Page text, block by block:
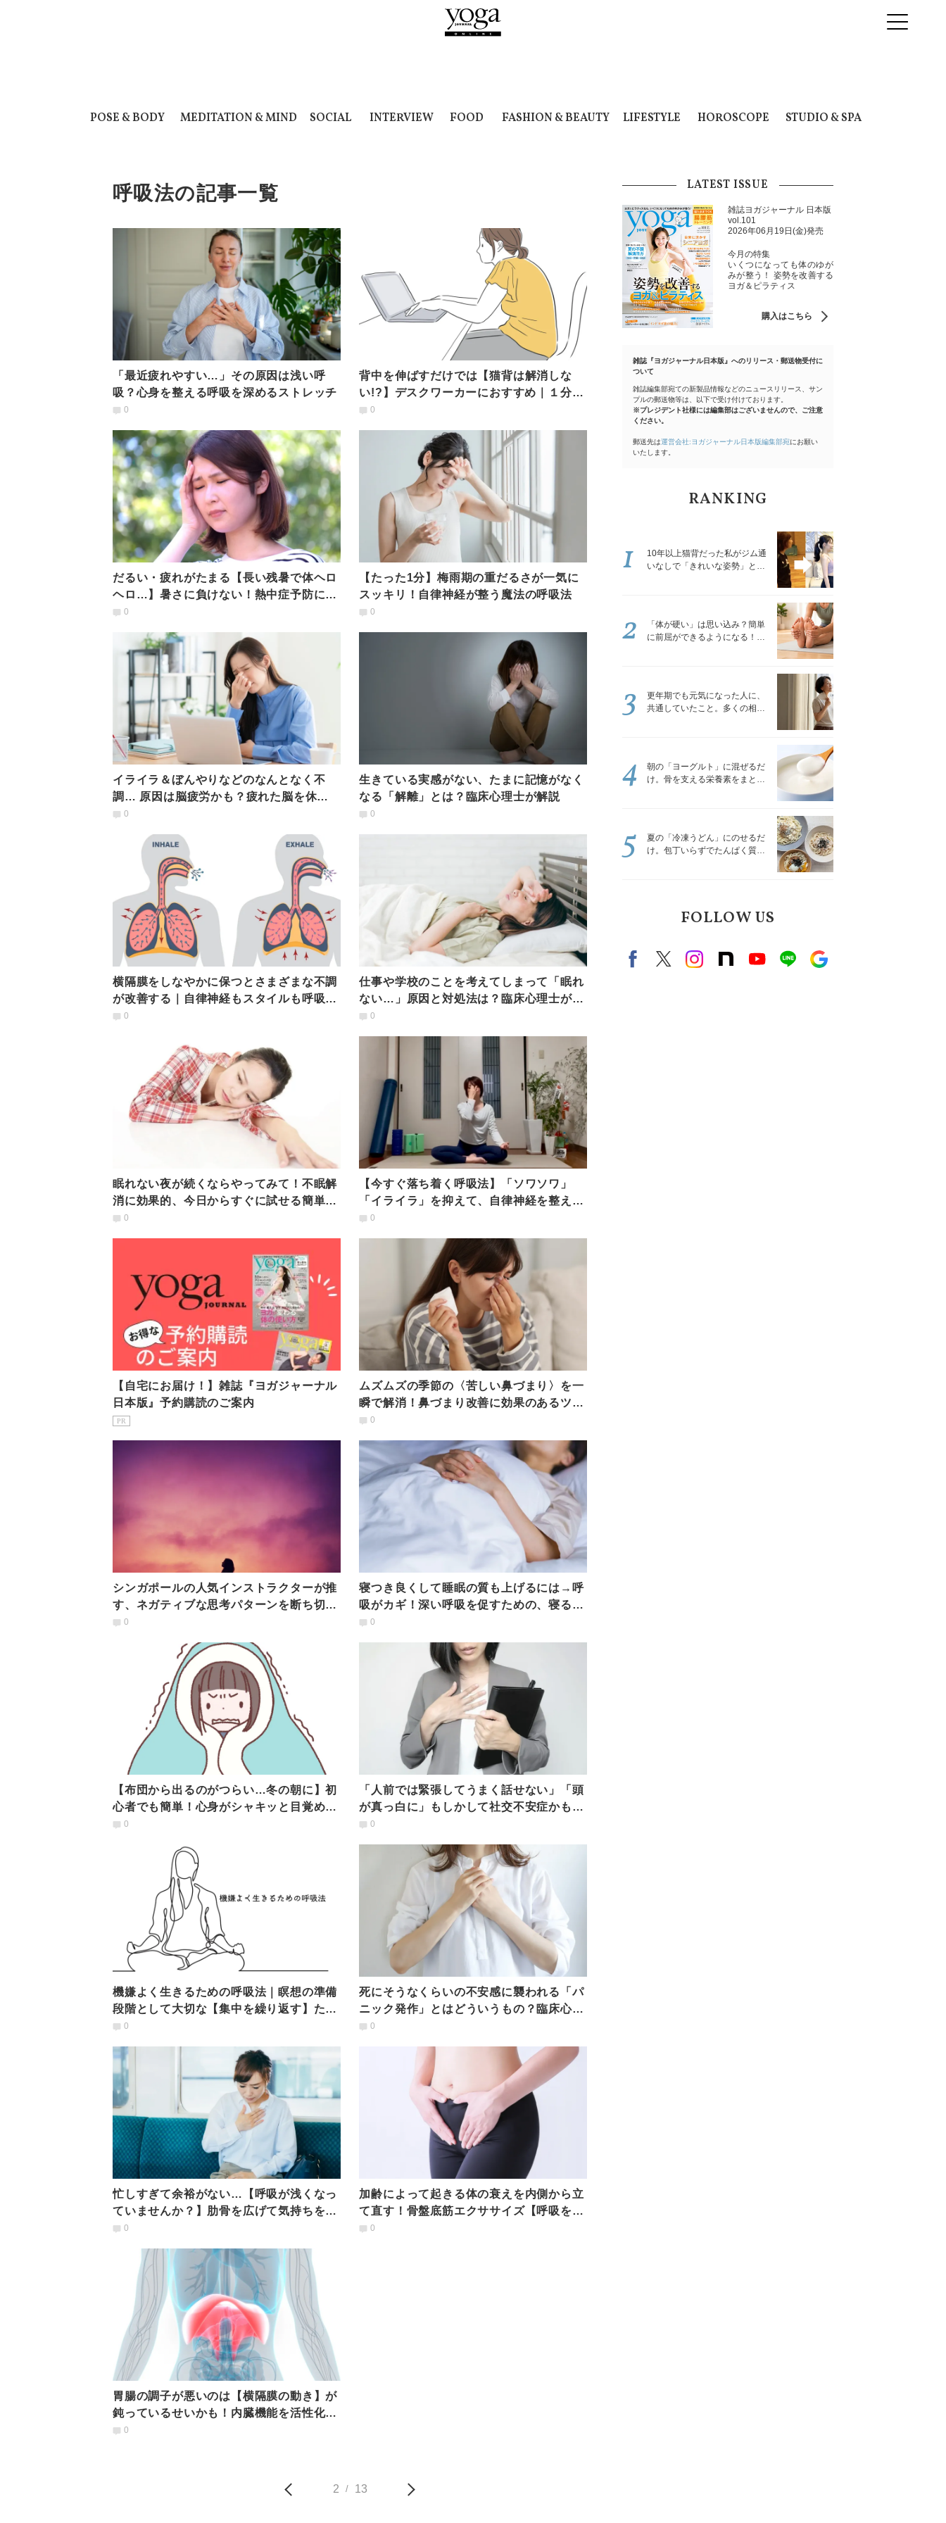
POSE & BODY MEDITATION & MIND SOCIAL INTERVIEW FOOD FASHION & BEAUTY LIFESTYLE HOROSCOPE STUDIO & SPA
呼吸法の記事一覧
「最近疲れやすい…」その原因は浅い呼
吸？心身を整える呼吸を深めるストレッチ
0
背中を伸ばすだけでは【猫背は解消しな
い!?】デスクワーカーにおすすめ｜１分で
できる呼吸リセット
0
だるい・疲れがたまる【長い残暑で体ヘロ
ヘロ…】暑さに負けない！熱中症予防に役
立つヨガの知恵
0
【たった1分】梅雨期の重だるさが一気に
スッキリ！自律神経が整う魔法の呼吸法
0
イライラ＆ぼんやりなどのなんとなく不
調… 原因は脳疲労かも？疲れた脳を休め
る片鼻呼吸法
0
生きている実感がない、たまに記憶がなく
なる「解離」とは？臨床心理士が解説
0
横隔膜をしなやかに保つとさまざまな不調
が改善する｜自律神経もスタイルも呼吸で
整える！横隔膜ケア
0
仕事や学校のことを考えてしまって「眠れ
ない…」原因と対処法は？臨床心理士が解
説0
眠れない夜が続くならやってみて！不眠解
消に効果的、今日からすぐに試せる簡単ブ
ラーマリー呼吸
0
【今すぐ落ち着く呼吸法】「ソワソワ」
「イライラ」を抑えて、自律神経を整える
「ハタ呼吸」
0
【自宅にお届け！】雑誌『ヨガジャーナル
日本版』予約購読のご案内
PR
ムズムズの季節の〈苦しい鼻づまり〉を一
瞬で解消！鼻づまり改善に効果のあるツボ
押し＆呼吸法は
0
シンガポールの人気インストラクターが推
す、ネガティブな思考パターンを断ち切る
不規則な呼吸法とは？
0
寝つき良くして睡眠の質も上げるには→呼
吸がカギ！深い呼吸を促すための、寝る前
のかんたん呼吸法
0
【布団から出るのがつらい…冬の朝に】初
心者でも簡単！心身がシャキッと目覚める
「バストリカ呼吸」
0
「人前では緊張してうまく話せない」「頭
が真っ白に」もしかして社交不安症かも｜
臨床心理士が解説
0
機嫌よく生きるための呼吸法｜瞑想の準備
段階として大切な【集中を繰り返す】ため
の練習
0
死にそうなくらいの不安感に襲われる「パ
ニック発作」とはどういうもの？臨床心理
士が解説
0
忙しすぎて余裕がない…【呼吸が浅くなっ
ていませんか？】肋骨を広げて気持ちを落
ち着けるストレッチ
0
加齢によって起きる体の衰えを内側から立
て直す！骨盤底筋エクササイズ【呼吸を意
識すると効果アップ】
0
胃腸の調子が悪いのは【横隔膜の動き】が
鈍っているせいかも！内臓機能を活性化す
る「横隔膜ほぐし」
0
2 / 13
LATEST ISSUE
雑誌ヨガジャーナル 日本版
vol.101
2026年06月19日(金)発売
今月の特集
いくつになっても体のゆが
みが整う！ 姿勢を改善する
ヨガ＆ピラティス
購入はこちら
雑誌『ヨガジャーナル日本版』へのリリース・郵送物受付に
ついて
雑誌編集部宛ての新製品情報などのニュースリリース、サン
プルの郵送物等は、以下で受け付けております。
※プレジデント社様には編集部はございませんので、ご注意
ください。
郵送先は運営会社:ヨガジャーナル日本版編集部宛にお願い
いたします。
RANKING
10年以上猫背だった私がジム通
いなしで「きれいな姿勢」と褒
1
「体が硬い」は思い込み？簡単
に前屈ができるようになる！腿
2
更年期でも元気になった人に、
共通していたこと。多くの相談
3
朝の「ヨーグルト」に混ぜるだ
け。骨を支える栄養素をまとめ
4
夏の「冷凍うどん」にのせるだ
け。包丁いらずでたんぱく質を
5
FOLLOW US
FacebookX（旧twitter）
instagram
note Youtubeline